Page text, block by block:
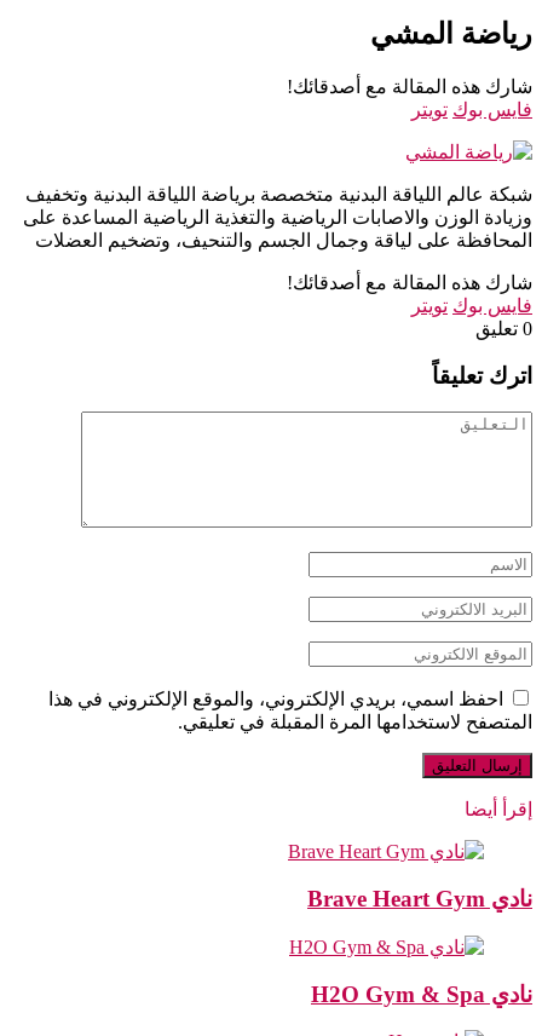
رياضة المشي
شارك هذه المقالة مع أصدقائك!
فايس بوك تويتر
شبكة عالم اللياقة البدنية متخصصة برياضة اللياقة البدنية وتخفيف
وزيادة الوزن والاصابات الرياضية والتغذية الرياضية المساعدة على
المحافظة على لياقة وجمال الجسم والتنحيف، وتضخيم العضلات
شارك هذه المقالة مع أصدقائك!
فايس بوك تويتر
‫0 تعليق
اترك تعليقاً
احفظ اسمي، بريدي الإلكتروني، والموقع الإلكتروني في هذا
المتصفح لاستخدامها المرة المقبلة في تعليقي.
إقرأ أيضا
نادي Brave Heart Gym
نادي H2O Gym & Spa